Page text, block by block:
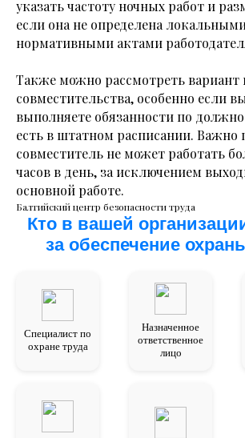
указать частоту ночных работ и
если она не определена
нормативными актами
Также можно рассмотреть вариант
совместительства, особенно если
выполняете обязанности по
есть в штатном расписании. Важно
совместитель не может работать
часов в день, за исключением
основной работе.
Балтийский центр безопасности труда
Кто в вашей
за обеспечение
Специалист по
охране труда
Назначенное
ответственное
лицо